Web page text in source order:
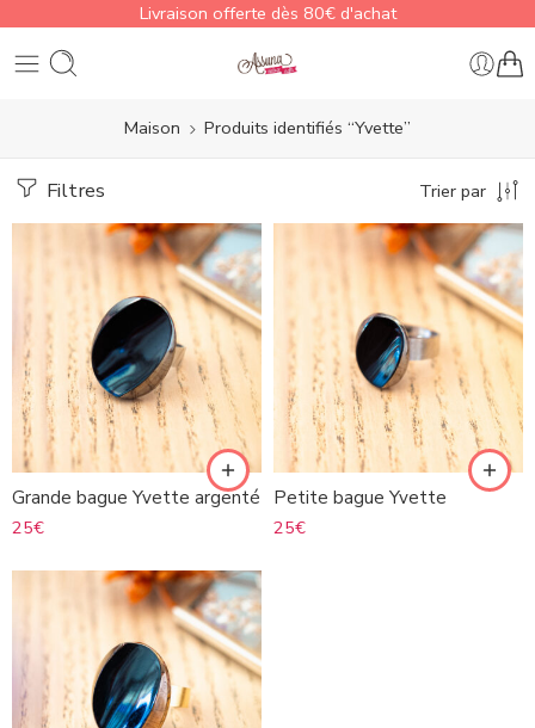
Livraison offerte dès 80€ d'achat
Maison Produits identifiés “Yvette”
Filtres Trier par
Grande bague Yvette argenté
25€
Petite bague Yvette
25€